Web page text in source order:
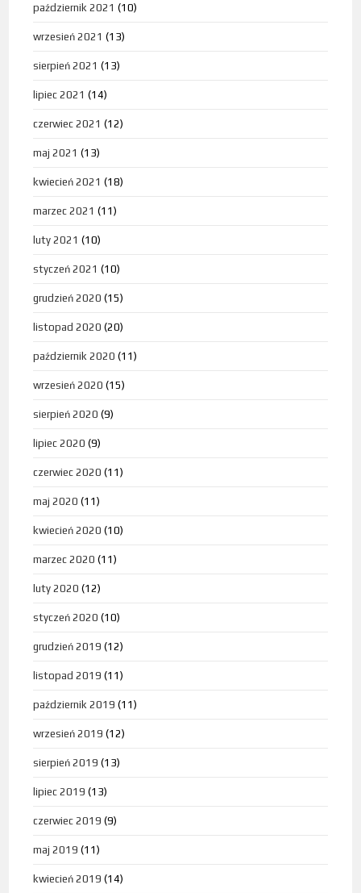
październik 2021 (10)
wrzesień 2021 (13)
sierpień 2021 (13)
lipiec 2021 (14)
czerwiec 2021 (12)
maj 2021 (13)
kwiecień 2021 (18)
marzec 2021 (11)
luty 2021 (10)
styczeń 2021 (10)
grudzień 2020 (15)
listopad 2020 (20)
październik 2020 (11)
wrzesień 2020 (15)
sierpień 2020 (9)
lipiec 2020 (9)
czerwiec 2020 (11)
maj 2020 (11)
kwiecień 2020 (10)
marzec 2020 (11)
luty 2020 (12)
styczeń 2020 (10)
grudzień 2019 (12)
listopad 2019 (11)
październik 2019 (11)
wrzesień 2019 (12)
sierpień 2019 (13)
lipiec 2019 (13)
czerwiec 2019 (9)
maj 2019 (11)
kwiecień 2019 (14)